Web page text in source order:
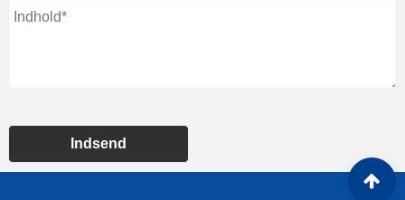
Indsend